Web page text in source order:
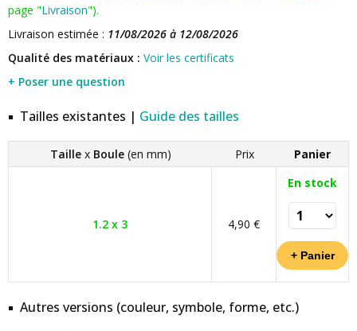
page "Livraison").
Livraison estimée : 11/08/2026 à 12/08/2026
Qualité des matériaux : Voir les certificats
+ Poser une question
Tailles existantes | Guide des tailles
Taille x Boule (en mm) Prix Panier
1.2 x 3 4,90 €
En stock
Autres versions (couleur, symbole, forme, etc.)